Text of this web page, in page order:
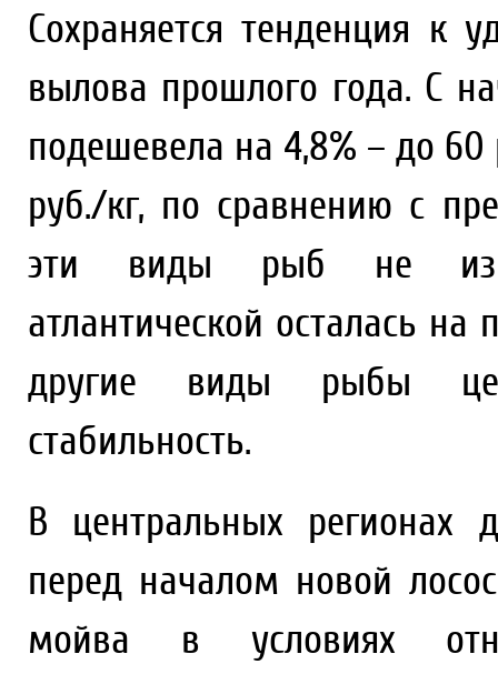
Сохраняется тенденция к
вылова прошлого года. С
подешевела на 4,8% – до 60
руб./кг, по сравнению с
эти виды рыб не
атлантической осталась
другие виды рыбы
стабильность.
В центральных регионах
перед началом новой
мойва в условиях